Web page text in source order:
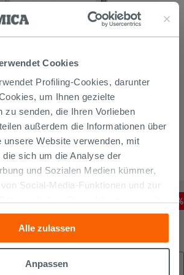
Cookies
Profiling-Cookies, darunter
um Ihnen gezielte
zu senden, die Ihren Vorlieben
außerdem die Informationen über
unsere Website verwenden, mit
sich um die Analyse der
und Sozialen Medien kümmer,
Social-Media-Funktionen und zur
die Sie ihnen geliefert haben oder
Verwendung ihrer Dienste
kombinieren. Falls Sie mehr wissen
Zustimmung zu allen oder einigen
Alle zulassen
Anpassen
Gardenia 50Xh69 Chrom
€ -60,00%
für ein kleines Bad oder Gäste-WC